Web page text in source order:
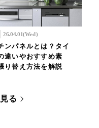
26.04.01(Wed)
ンパネルとは？タイ
違いやおすすめ素
り替え方法を解説
る